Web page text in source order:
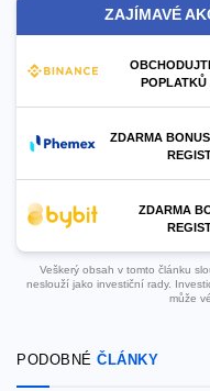
ZAJÍMAVÉ
ZDARMA
ZDARMA
Veškerý obsah v tomto článku
neslouží jako investiční rady.
může
PODOBNÉ ČLÁNKY